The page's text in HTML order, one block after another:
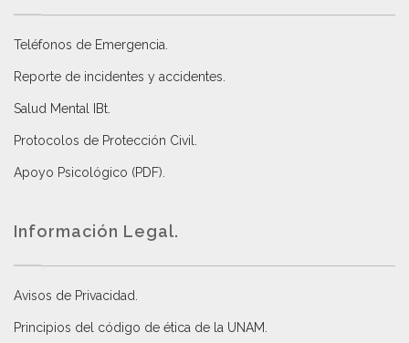
Teléfonos de Emergencia.
Reporte de incidentes y accidentes
Salud Mental IBt
Protocolos de Protección Civil
Apoyo Psicológico (PDF)
Información Legal.
Avisos de Privacidad
Principios del código de ética de la UNAM